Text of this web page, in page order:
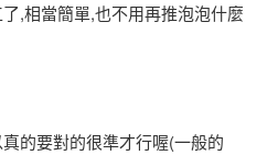
,相當簡單,也不用再推泡泡什麼
的要對的很準才行喔(一般的